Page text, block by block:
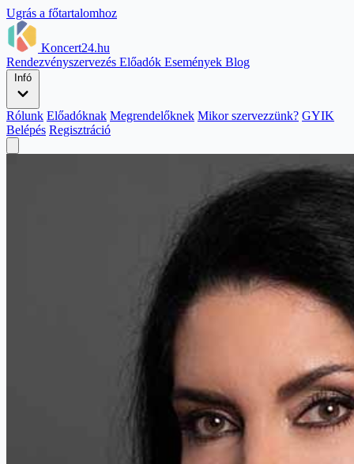
Ugrás a főtartalomhoz
Koncert24.hu
Rendezvényszervezés Előadók Események Blog
Infó
Rólunk Előadóknak Megrendelőknek Mikor szervezzünk? GYIK
Belépés Regisztráció